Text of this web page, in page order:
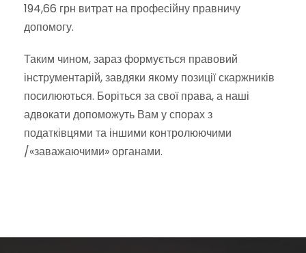
194,66 грн витрат на професійну правничу
допомогу.
Таким чином, зараз формується правовий
інструментарій, завдяки якому позиції скаржників
посилюються. Боріться за свої права, а наші
адвокати допоможуть Вам у спорах з
податківцями та іншими контролюючими
/«заважаючими» органами.